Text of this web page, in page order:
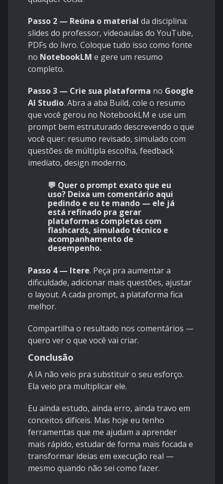
Passo 2 — Reúna o material da disciplina:
slides do professor, videoaulas do YouTube,
PDFs do livro. Coloque tudo isso como fonte
no NotebookLM e gere um resumo
completo.
Passo 3 — Crie sua plataforma no Google
AI Studio. Abra a aba Build, cole o resumo
que você gerou no NotebookLM e use um
prompt bem estruturado descrevendo o que
você quer: resumo revisado, simulado com
questões de múltipla escolha, feedback
imediato, design moderno.
💬 Quer o prompt exato que eu
uso? Deixa um comentário aqui
pedindo e eu te mando — ele já
está refinado pra gerar
plataformas completas com
flashcards, simulado técnico e
acompanhamento de
desempenho.
Passo 4 — Itere. Peça pra aumentar a
dificuldade, adicionar mais questões, ajustar
o layout. A cada prompt, a plataforma fica
melhor.
Compartilha o resultado nos comentários —
quero ver o que você vai criar.
Conclusão
A IA não veio pra substituir o seu esforço.
Ela veio pra multiplicar ele.
Eu ainda estudo, ainda erro, ainda travo em
conceitos difíceis. Mas hoje eu tenho
ferramentas que me ajudam a aprender
mais rápido, estudar de forma mais focada e
transformar ideias em execução real —
mesmo quando não sei como fazer.